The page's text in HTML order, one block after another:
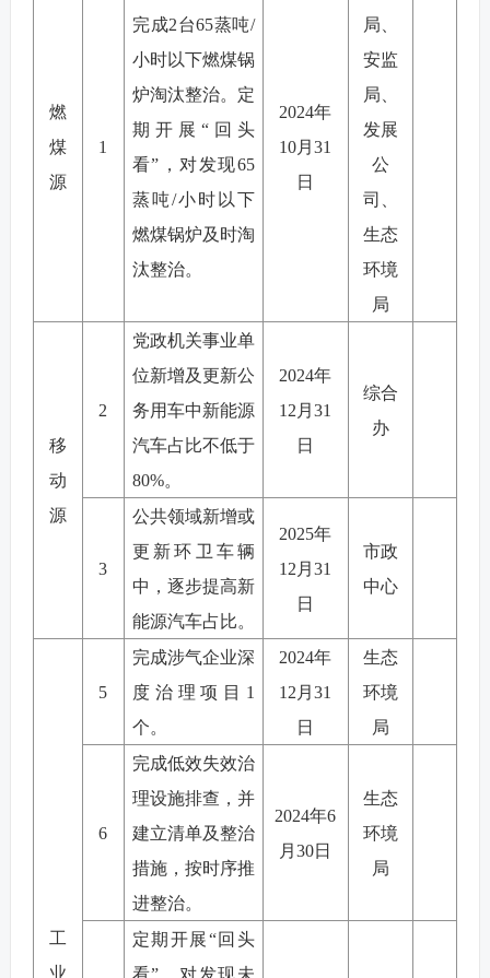
燃
煤
源
1
完成2台65蒸吨/
小时以下燃煤锅
炉淘汰整治。 定
期开展 “回头
看” ，对发现65
蒸吨/小时以下
燃煤锅炉及时淘
汰整治。
2024年
10月31
日
局、
安监
局、
发展
公
司、
生态
环境
局
移
动
源
2
党政机关事业单
位新增及更新公
务用车中新能源
汽车占比不低于
80%。
2024年
12 月31
日
综合
办
3
公共领域新增或
更新环卫车辆
中， 逐步提高新
能源汽车占比。
2025年
12 月31
日
市政
中心
工
业
5
完成涉气企业深
度治理项目 1
个。
2024年
12 月31
日
生态
环境
局
6
完成低效失效治
理设施排查，并
建立清单及整治
措施，按时序推
进整治。
2024年6
月30日
生态
环境
局
定期开展“回头
看” ，对发现未